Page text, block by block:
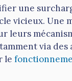
une
vicieux. Une
leurs
via des
le